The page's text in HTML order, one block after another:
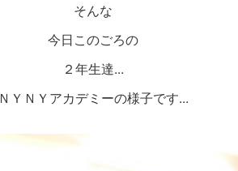
そんな
今日このごろの
２年生達...
ＮＹＮＹアカデミーの様子です...